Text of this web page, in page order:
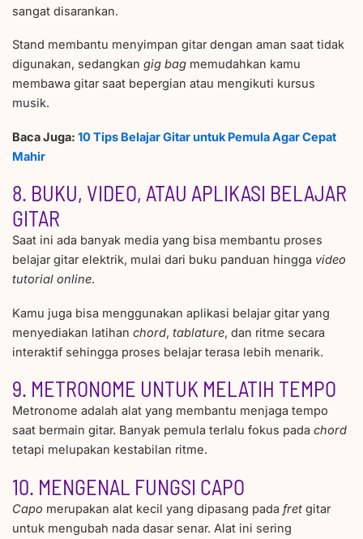
sangat disarankan.
Stand membantu menyimpan gitar dengan aman saat tidak
digunakan, sedangkan gig bagmemudahkan kamu
membawa gitar saat bepergian atau mengikuti kursus
musik.
Baca Juga: 10 Tips Belajar Gitar untuk Pemula Agar Cepat
Mahir
8. BUKU, VIDEO, ATAU APLIKASI BELAJAR
GITAR
Saat ini ada banyak media yang bisa membantu proses
belajar gitar elektrik, mulai dari buku panduan hingga video
tutorial online.
Kamu juga bisa menggunakan aplikasi belajar gitar yang
menyediakan latihan chord, tablature, dan ritme secara
interaktif sehingga proses belajar terasa lebih menarik.
9. METRONOME UNTUK MELATIH TEMPO
Metronome adalah alat yang membantu menjaga tempo
saat bermain gitar. Banyak pemula terlalu fokus pada chord
tetapi melupakan kestabilan ritme.
10. MENGENAL FUNGSI CAPO
Capo merupakan alat kecil yang dipasang pada fretgitar
untuk mengubah nada dasar senar. Alat ini sering